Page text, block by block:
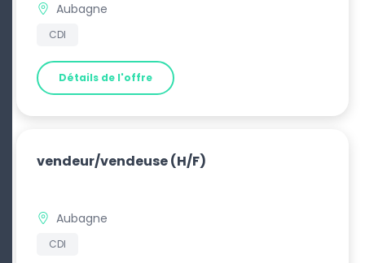
Aubagne
CDI
Détails de l'offre
vendeur/vendeuse(H/F)
Aubagne
CDI